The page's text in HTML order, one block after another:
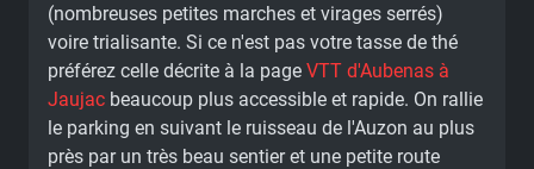
(nombreuses petites marches et virages serrés)
voire trialisante. Si ce n'est pas votre tasse de thé
préférez celle décrite à la page VTT d'Aubenas à
Jaujac beaucoup plus accessible et rapide. On rallie
le parking en suivant le ruisseau de l'Auzon au plus
près par un très beau sentier et une petite route